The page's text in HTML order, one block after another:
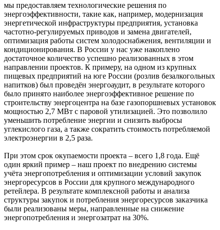
мы предоставляем технологические решения по
энергоэффективности, такие как, например, модернизация
энергетической инфраструктуры предприятия, установка
частотно-регулируемых приводов и замена двигателей,
оптимизация работы систем холодоснабжения, вентиляции и
кондиционирования. В России у нас уже накоплено
достаточное количество успешно реализованных в этом
направлении проектов. К примеру, на одном из крупных
пищевых предприятий на юге России (розлив безалкогольных
напитков) был проведён энергоаудит, в результате которого
было принято наиболее энергоэффективное решение по
строительству энергоцентра на базе газопоршневых установок
мощностью 2,7 МВт с паровой утилизацией. Это позволило
уменьшить потребление энергии и снизить выбросы
углекислого газа, а также сократить стоимость потребляемой
электроэнергии в 2,5 раза.
При этом срок окупаемости проекта – всего 1,8 года. Ещё
один яркий пример – наш проект по внедрению системы
учёта энергопотребления и оптимизации условий закупок
энергоресурсов в России для крупного международного
ретейлера. В результате комплексной работы и анализа
структуры закупок и потребления энергоресурсов заказчика
были реализованы меры, направленные на снижение
энергопотребления и энергозатрат на 30%.